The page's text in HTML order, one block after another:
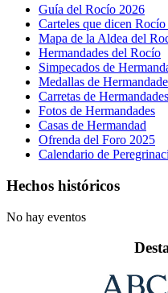
Guía del Rocío 2026
Carteles que dicen
Mapa de la Aldea del
Hermandades del Rocío
Simpecados de
Medallas de
Carretas de Hermandades
Fotos de Hermandades
Casas de Hermandad
Ofrenda del Foro 2025
Calendario de
Hechos históricos
No hay eventos